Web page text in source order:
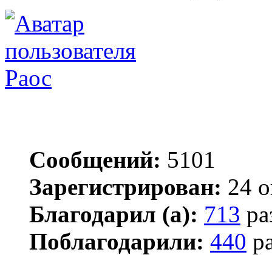
Раос
Сообщений: 5101
Зарегистрирован: 24
Благодарил (а): 713
Поблагодарили: 440